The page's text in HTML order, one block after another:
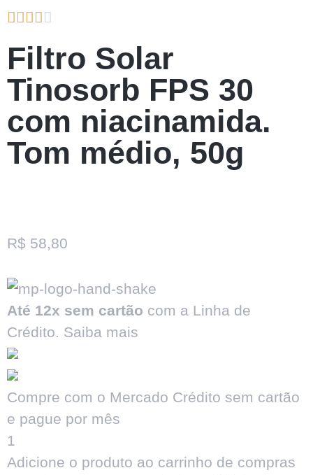

Filtro Solar
Tinosorb FPS 30
com niacinamida.
Tom médio, 50g
R$ 58,80
Até 12x sem cartão com a Linha de
Crédito. Saiba mais
Compre com o Mercado Crédito sem cartão
e pague por mês
1
Adicione o produto ao carrinho de compras